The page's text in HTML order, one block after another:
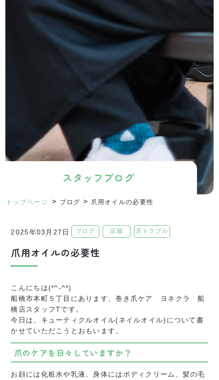
スタッフブログ
トップページ > ブログ > 爪用オイルの必要性
2025年03月27日 ブログ 店舗 爪トラブル
爪用オイルの必要性
こんにちは(*^-^*)
船橋市本町５丁目にあります、巻き爪ケア ヨネクラ 船
橋店スタッフTです。
今日は、キューティクルオイル(ネイルオイル)について書
かせていただこうとおもいます。
爪のケアを日々していますか？
お顔には化粧水や乳液、身体にはボディクリーム、髪の毛